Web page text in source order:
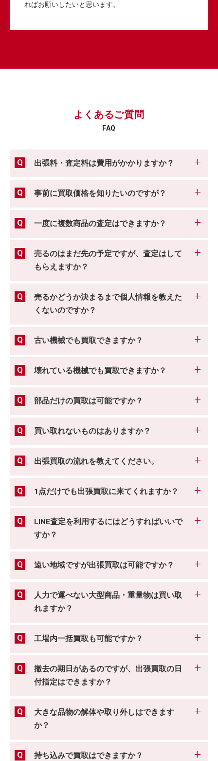
ればお願いしたいと思います。
よくあるご質問
FAQ
出張料・査定料は費用がかかりますか？
事前に買取価格を知りたいのですが？
一度に複数商品の査定はできますか？
売るのはまだ先の予定ですが、査定はして
もらえますか？
売るかどうか決まるまで個人情報を教えた
くないのですか？
古い機械でも買取できますか？
壊れている機械でも買取できますか？
部品だけの買取は可能ですか？
買い取れないものはありますか？
出張買取の流れを教えてください。
1点だけでも出張買取に来てくれますか？
LINE査定を利用するにはどうすればいいで
すか？
遠い地域ですが出張買取は可能ですか？
人力で運べない大型商品・重量物は買い取
れますか？
工場内一括買取も可能ですか？
撤去の期日があるのですが、出張買取の日
付指定はできますか？
大きな品物の解体や取り外しはできます
か？
持ち込みで買取はできますか？